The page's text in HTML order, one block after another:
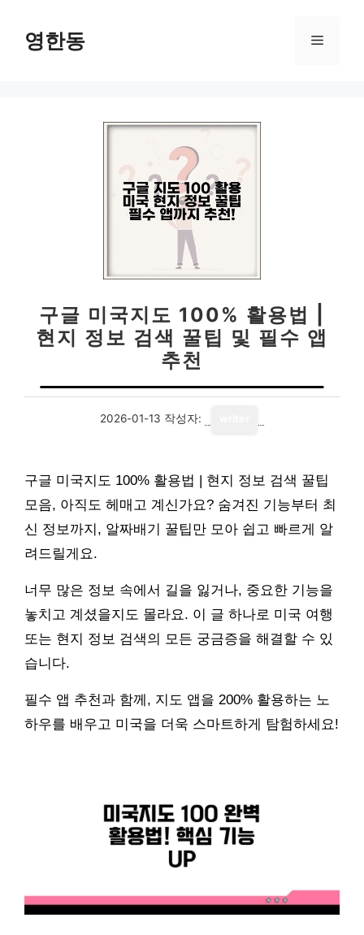
영한동 메
구글 미국지도 100% 활용법 |
현지 정보 검색 꿀팁 및 필수 앱
추천
2026-01-13 작성자:
구글 미국지도 100% 활용법 | 현지 정보 검색 꿀팁
모음, 아직도 헤매고 계신가요? 숨겨진 기능부터 최
신 정보까지, 알짜배기 꿀팁만 모아 쉽고 빠르게 알
려드릴게요.
너무 많은 정보 속에서 길을 잃거나, 중요한 기능을
놓치고 계셨을지도 몰라요. 이 글 하나로 미국 여행
또는 현지 정보 검색의 모든 궁금증을 해결할 수 있
습니다.
필수 앱 추천과 함께, 지도 앱을 200% 활용하는 노
하우를 배우고 미국을 더욱 스마트하게 탐험하세요!